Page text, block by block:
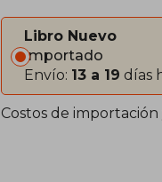
Libro Nuevo
Importado
Envío: 13 a 19 días
Costos de importación